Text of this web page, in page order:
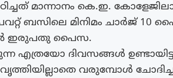
മാന്നാനം കെ.ഇ.
ബസിലെ മിനിമം ചാർജ് 10
ഇരുപതു പൈസ.
എത്രയോ ദിവസങ്ങൾ
വരുമ്പോൾ